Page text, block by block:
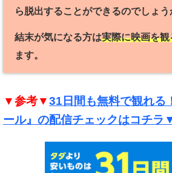
ら脱出することができるのでしょう
結末が気になる方は実際に映画を観
ます。
▼参考▼31日間も無料で観れる
ール』の配信チェックはコチラ